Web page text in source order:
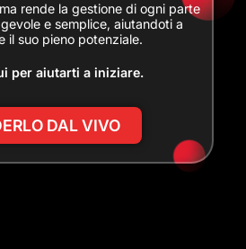
rende la gestione di ogni parte
e semplice, aiutandoti a
il suo pieno potenziale.
per aiutarti a iniziare.
DAL VIVO